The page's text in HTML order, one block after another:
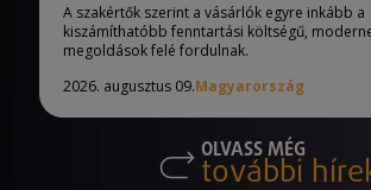
A szakértők szerint a vásárlók egyre inkább a
kiszámíthatóbb fenntartási költségű,
megoldások felé fordulnak.
2026. augusztus 09.Magyarország
OLVASS MÉG
további